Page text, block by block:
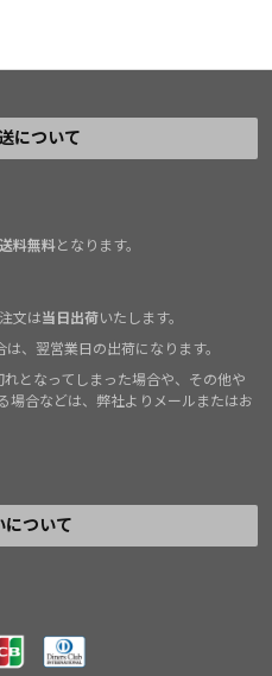
について
送料無料となります。
文は当日出荷いたします。
、翌営業日の出荷になります。
となってしまった場合や、その他や
場合などは、弊社よりメールまたはお
について